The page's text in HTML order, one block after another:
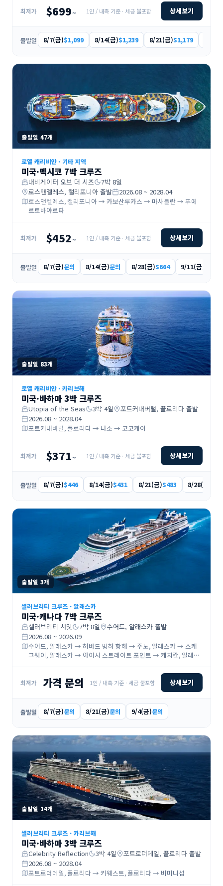
최저가 $699~ 1인 / 내측 기준 · 세금 불포함 상세보기
출발일 8/7(금)$1,099 8/14(금)$1,239 8/21(금)$1,179
출발일 47개
로열 캐리비안· 기타 지역
미국·멕시코 7박 크루즈
내비게이터 오브 더 시즈 7박 8일
로스앤젤레스, 캘리포니아 출발
2026.08 ~ 2028.04
로스앤젤레스, 캘리포니아 → 카보산루카스 → 마사틀란 → 푸에
르토바야르타
최저가 $452~ 1인 / 내측 기준 · 세금 불포함 상세보기
출발일 8/7(금)문의 8/14(금)문의 8/28(금)$664 9/11(금)
출발일 83개
로열 캐리비안·카리브해
미국·바하마 3박 크루즈
Utopia of the Seas 3박 4일 포트커내버럴, 플로리다 출발
2026.08 ~ 2028.04
포트커내버럴, 플로리다 → 나소 → 코코케이
최저가 $371~ 1인 / 내측 기준 · 세금 불포함 상세보기
출발일 8/7(금)$446 8/14(금)$431 8/21(금)$483 8/28(금)
출발일 3개
셀러브리티 크루즈 · 알래스카
미국·캐나다 7박 크루즈
셀러브리티 서밋 7박 8일 수어드, 알래스카 출발
2026.08 ~ 2026.09
수어드, 알래스카 → 허버드 빙하 항해 → 주노, 알래스카 → 스캐
그웨이, 알래스카 → 아이시 스트레이트 포인트 → 케치칸, 알래스
최저가 가격 문의 1인 / 내측 기준 · 세금 불포함 상세보기
출발일 8/7(금)문의 8/21(금)문의 9/4(금)문의
출발일 14개
셀러브리티 크루즈 · 카리브해
미국·바하마 3박 크루즈
Celebrity Reflection 3박 4일 포트로더데일, 플로리다 출발
2026.08 ~ 2028.04
포트로더데일, 플로리다 → 키웨스트, 플로리다 → 비미니섬